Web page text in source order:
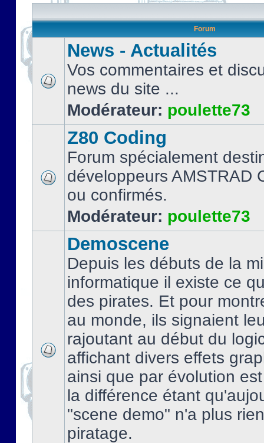
Forum
News - Actualités
Vos commentaires et
news du site ...
Modérateur: poulette73
Z80 Coding
Forum spécialement
développeurs AMSTRAD
ou confirmés.
Modérateur: poulette73
Demoscene
Depuis les débuts de la
informatique il existe ce
des pirates. Et pour
au monde, ils signaient
rajoutant au début du
affichant divers effets
ainsi que par évolution
la différence étant
"scene demo" n'a plus
piratage.